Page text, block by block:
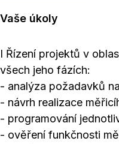
Vaše úkoly
I Řízení projektů v
všech jeho fázích:
- analýza požadavků
- návrh realizace
- programování
- ověření funkčnosti